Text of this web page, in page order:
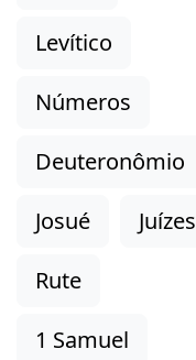
Levítico
Números
Deuteronômio
Josué
Juízes
Rute
1 Samuel